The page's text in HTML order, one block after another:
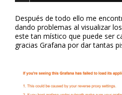
Después de todo ello me
dando problemas al visualizar
este tan místico que puede ser
gracias Grafana por dar tantas